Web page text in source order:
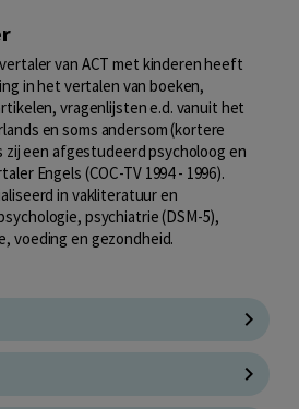
van ACT met kinderen heeft
in het vertalen van boeken,
vragenlijsten e.d. vanuit het
en soms andersom (kortere
zij een afgestudeerd psycholoog en
Engels (COC-TV 1994 - 1996).
in vakliteratuur en
psychiatrie (DSM-5),
voeding en gezondheid.